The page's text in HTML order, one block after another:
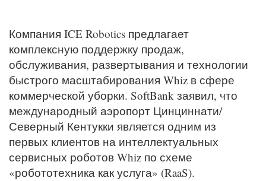
Компания ICE Robotics предлагает
комплексную поддержку продаж,
обслуживания, развертывания и технологии
быстрого масштабирования Whiz в сфере
коммерческой уборки. SoftBank заявил, что
международный аэропорт Цинциннати/
Северный Кентукки является одним из
первых клиентов на интеллектуальных
сервисных роботов Whiz по схеме
«робототехника как услуга» (RaaS).